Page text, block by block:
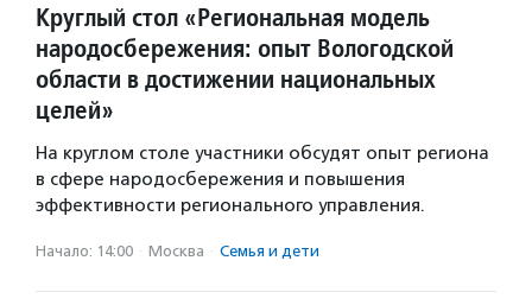
Круглый стол «Региональная модель
народосбережения: опыт Вологодской
области в достижении национальных
целей»
На круглом столе участники обсудят опыт региона
в сфере народосбережения и повышения
эффективности регионального управления.
Начало: 14:00 · Москва · Семья и дети